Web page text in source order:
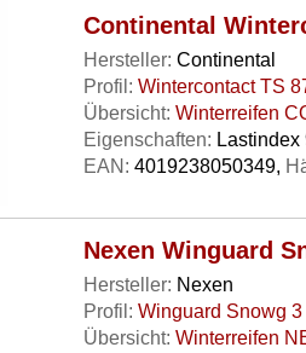
Continental
Hersteller: Continental
Profil: Wintercontact TS
Übersicht: Winterreifen
Eigenschaften:
EAN: 4019238050349,
Nexen Winguard
Hersteller: Nexen
Profil: Winguard Snowg 3
Übersicht: Winterreifen